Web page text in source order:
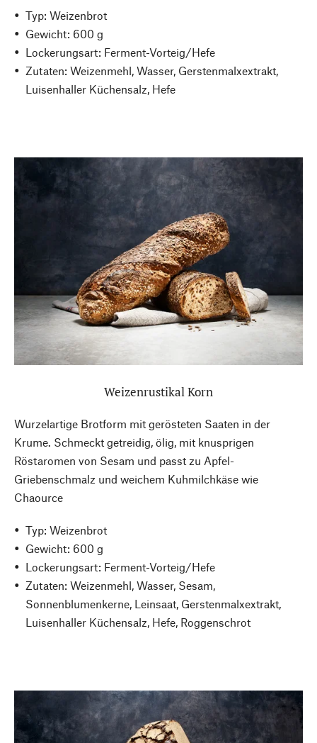
Typ: Weizenbrot
Gewicht: 600 g
Lockerungsart: Ferment-Vorteig/Hefe
Zutaten: Weizenmehl, Wasser, Gerstenmalxextrakt,
Luisenhaller Küchensalz, Hefe
Weizenrustikal Korn
Wurzelartige Brotform mit gerösteten Saaten in der
Krume. Schmeckt getreidig, ölig, mit knusprigen
Röstaromen von Sesam und passt zu Apfel-
Griebenschmalz und weichem Kuhmilchkäse wie
Chaource
Typ: Weizenbrot
Gewicht: 600 g
Lockerungsart: Ferment-Vorteig/Hefe
Zutaten: Weizenmehl, Wasser, Sesam,
Sonnenblumenkerne, Leinsaat, Gerstenmalxextrakt,
Luisenhaller Küchensalz, Hefe, Roggenschrot